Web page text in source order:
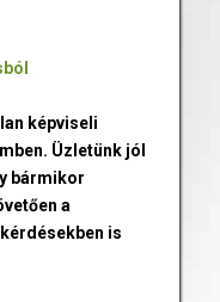
képviseli
Üzletünk jól
bármikor
a
is